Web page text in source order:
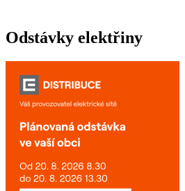
Odstávky elektřiny